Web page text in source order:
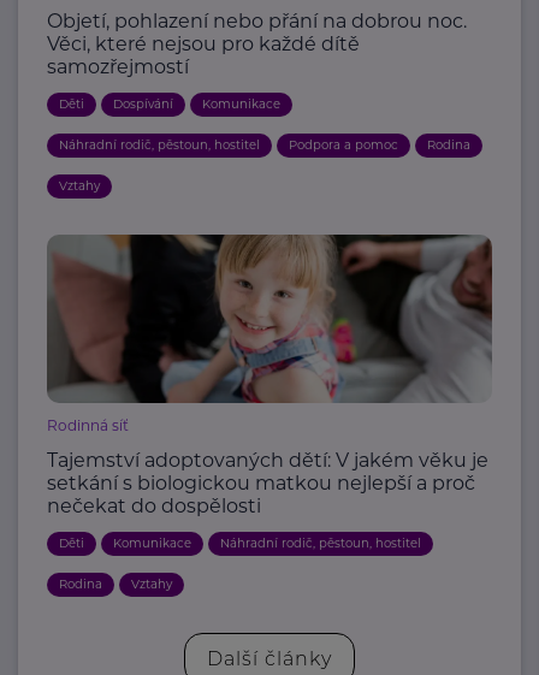
Objetí, pohlazení nebo přání na dobrou noc.
Věci, které nejsou pro každé dítě
samozřejmostí
Děti Dospívání Komunikace
Náhradní rodič, pěstoun, hostitel Podpora a pomoc Rodina
Vztahy
Rodinná síť
Tajemství adoptovaných dětí: V jakém věku je
setkání s biologickou matkou nejlepší a proč
nečekat do dospělosti
Děti Komunikace Náhradní rodič, pěstoun, hostitel
Rodina Vztahy
Další články